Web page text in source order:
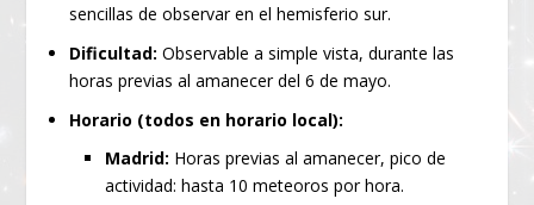
sencillas de observar en el hemisferio sur.
Dificultad: Observable a simple vista, durante las
horas previas al amanecer del 6 de mayo.
Horario (todos en horario local):
Madrid: Horas previas al amanecer, pico de
actividad: hasta 10 meteoros por hora.